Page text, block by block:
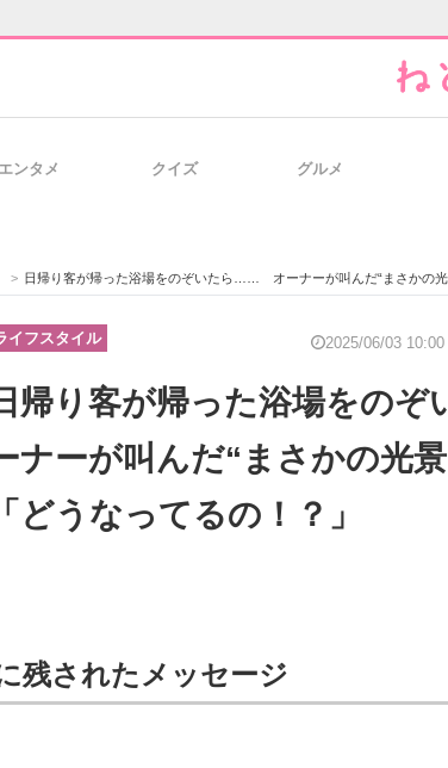
ント
企業向けIT製品の総合サイト IT製品の
の話題
エンタメ クイズ グルメ
> 日帰り客が帰った浴場をのぞいたら…… オーナーが叫んだ“まさかの光
イフスタイル 2025/06/03 10:00
帰り客が帰った浴場をの
ナーが叫んだ“まさかの光
「どうなってるの！？」
残されたメッセージ